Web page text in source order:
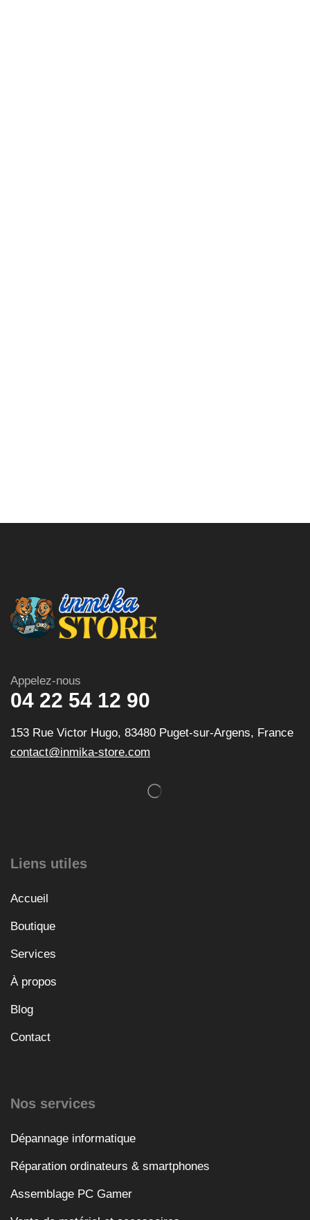
Appelez-nous
04 22 54 12 90
153 Rue Victor Hugo, 83480 Puget-sur-Argens, France
contact@inmika-store.com
Liens utiles
Accueil
Boutique
Services
À propos
Blog
Contact
Nos services
Dépannage informatique
Réparation ordinateurs & smartphones
Assemblage PC Gamer